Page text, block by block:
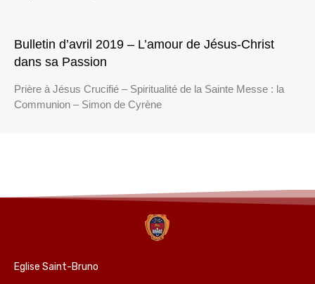
Bulletin d’avril 2019 – L’amour de Jésus-Christ
dans sa Passion
Prière à Jésus Crucifié – Spiritualité de la Sainte Messe : la
Communion – Simon de Cyrène
Eglise Saint-Bruno